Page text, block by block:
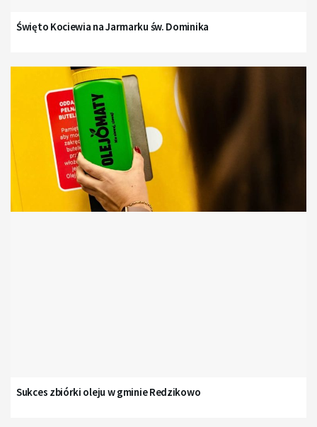
Święto Kociewia na Jarmarku św. Dominika
Sukces zbiórki oleju w gminie Redzikowo